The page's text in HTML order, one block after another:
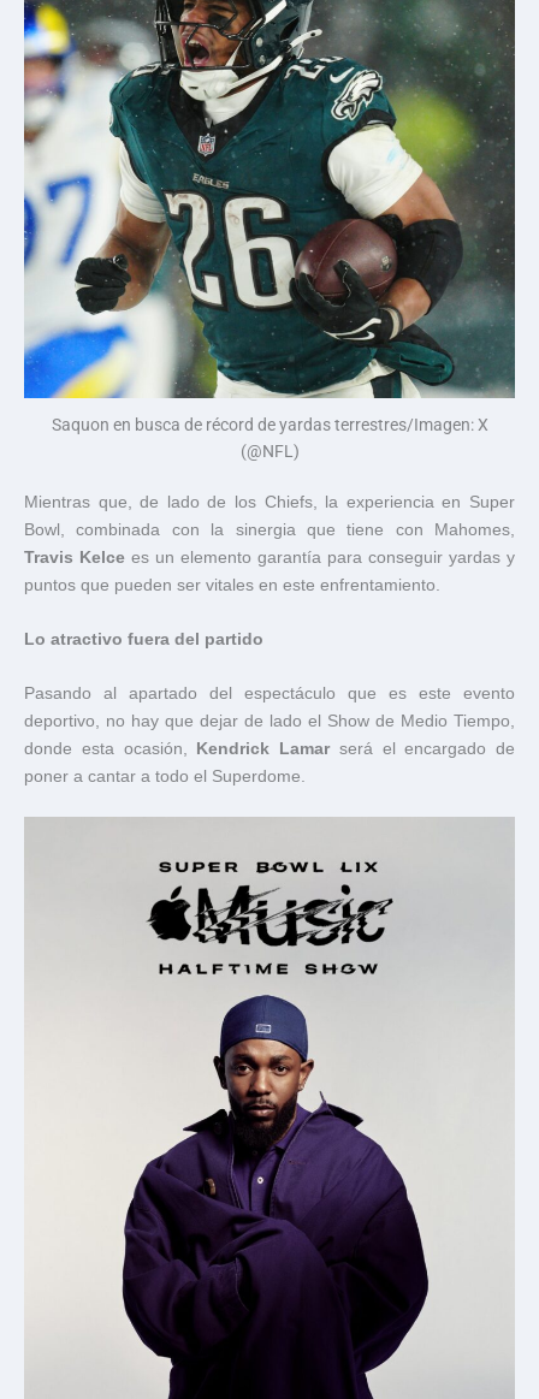
Saquon en busca de récord de yardas terrestres/Imagen: X
(@NFL)
Mientras que, de lado de los Chiefs, la experiencia en Super
Bowl, combinada con la sinergia que tiene con Mahomes,
Travis Kelce es un elemento garantía para conseguir yardas y
puntos que pueden ser vitales en este enfrentamiento.
Lo atractivo fuera del partido
Pasando al apartado del espectáculo que es este evento
deportivo, no hay que dejar de lado el Show de Medio Tiempo,
donde esta ocasión,
Kendrick Lamarserá el encargado de
poner a cantar a todo el Superdome.